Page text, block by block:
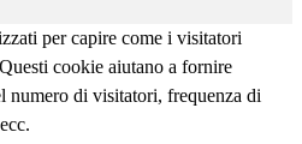
per capire come i visitatori
cookie aiutano a fornire
numero di visitatori, frequenza di